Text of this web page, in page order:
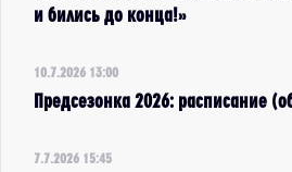
и бились до конца!»
10.7.2026 13:00
Предсезонка 2026: расписание
7.7.2026 15:45